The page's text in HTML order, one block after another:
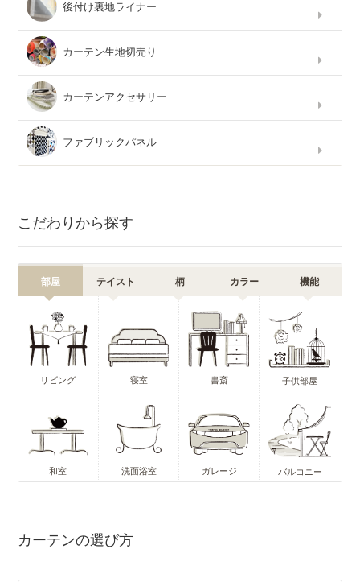
後付け裏地ライナー
カーテン生地切売り
カーテンアクセサリー
ファブリックパネル
こだわりから探す
部屋 テイスト 柄 カラー 機能
リビング 寝室 書斎 子供部屋
和室 洗面浴室 ガレージ バルコニー
カーテンの選び方